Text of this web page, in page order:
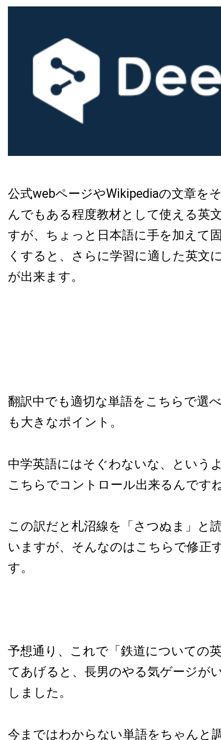
公式webページやWikipediaの文章を
んでもある程度教材として使える英
すが、ちょっと日本語に手を加えて
くすると、さらに学習に適した英文
が出来ます。
翻訳中でも適切な単語をこちらで選
も大きなポイント。
中学英語にはそぐわないな、という
こちらでコントロール出来るんです
この訳だと札沼線を「さつぬま」と
いますが、そんなのはこちらで修正
す。
予想通り、これで「鉄道についての
てあげると、長男のやる気ゲージが
しました。
今まではわからない単語をちゃんと